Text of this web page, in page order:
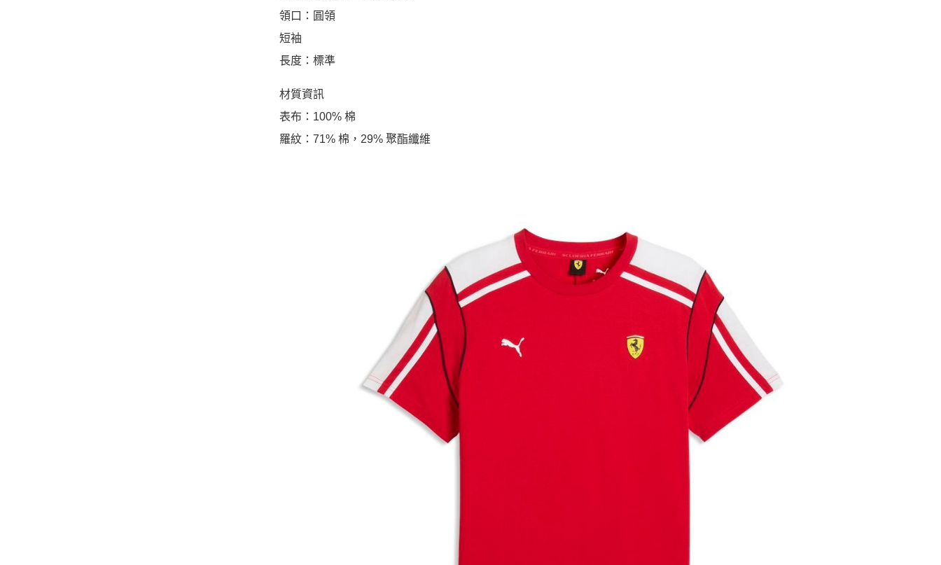
領口：圓領
短袖
長度：標準
材質資訊
表布：100% 棉
羅紋：71% 棉，29% 聚酯纖維